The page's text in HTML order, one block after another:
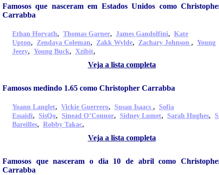
Famosos que nasceram em Estados Unidos como
Carrabba
Ethan Horvath, Thomas Garner, James Gandolfini, Kate
Upton, Zendaya Coleman, Zakk Wylde, Zachary Johnson , Young
Jeezy, Young Buck, Xzibit,
Veja a lista completa
Famosos medindo 1.65 como Christopher Carrabba
Yoann Langlet, Vickie Guerrero, Susan Isaacs , Sofia
Essaidi, SisQo, Sinead O’Connor, Sidney Lumet, Sarah Hughes,
Bareilles, Robby Takac,
Veja a lista completa
Famosos que nasceram o dia 10 de abril como
Carrabba